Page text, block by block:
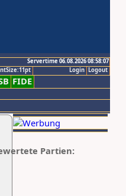
Servertime 06.08.2026 08:58:07
Logout
Login
FIDE
Partien: